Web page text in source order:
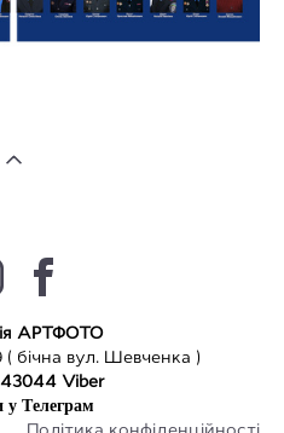
АРТФОТО
( бічна вул. Шевченка )
Viber
у Телеграм